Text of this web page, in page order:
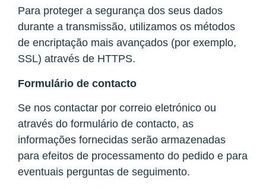
Para proteger a segurança dos seus dados
durante a transmissão, utilizamos os métodos
de encriptação mais avançados (por exemplo,
SSL) através de HTTPS.
Formulário de contacto
Se nos contactar por correio eletrónico ou
através do formulário de contacto, as
informações fornecidas serão armazenadas
para efeitos de processamento do pedido e para
eventuais perguntas de seguimento.